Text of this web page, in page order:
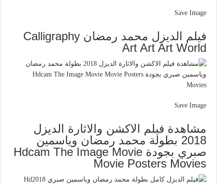
Save Image
فيلم الديزل محمد رمضان Calligraphy
Art Art Art World
Save Image
مشاهدة فيلم الاكشن والاثارة الديزل
2018 بطولة محمد رمضان وياسمين
صبري بجودة Hdcam The Image Movie
Movie Posters Movies